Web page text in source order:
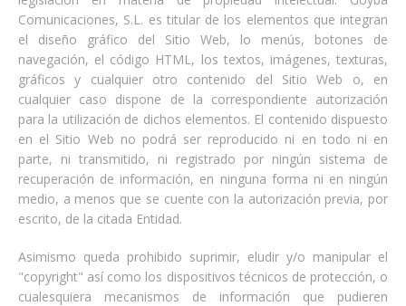
Comunicaciones, S.L. es titular de los elementos que integran
el diseño gráfico del Sitio Web, lo menús, botones de
navegación, el código HTML, los textos, imágenes, texturas,
gráficos y cualquier otro contenido del Sitio Web o, en
cualquier caso dispone de la correspondiente autorización
para la utilización de dichos elementos. El contenido dispuesto
en el Sitio Web no podrá ser reproducido ni en todo ni en
parte, ni transmitido, ni registrado por ningún sistema de
recuperación de información, en ninguna forma ni en ningún
medio, a menos que se cuente con la autorización previa, por
escrito, de la citada Entidad.
Asimismo queda prohibido suprimir, eludir y/o manipular el
"copyright" así como los dispositivos técnicos de protección, o
cualesquiera mecanismos de información que pudieren